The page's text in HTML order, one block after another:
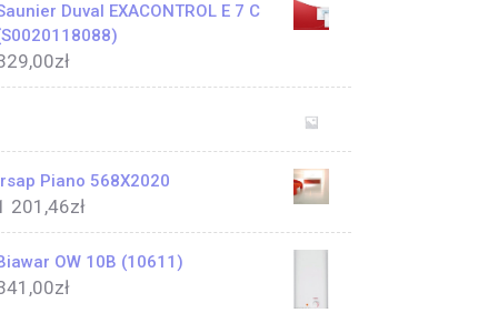
Duval EXACONTROL E 7 C
zł
Piano 568X2020
201,46zł
OW 10B (10611)
zł